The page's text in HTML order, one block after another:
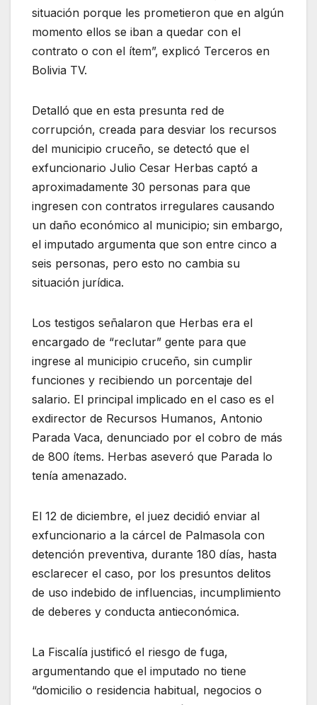
situación porque les prometieron que en algún
momento ellos se iban a quedar con el
contrato o con el ítem”, explicó Terceros en
Bolivia TV.
Detalló que en esta presunta red de
corrupción, creada para desviar los recursos
del municipio cruceño, se detectó que el
exfuncionario Julio Cesar Herbas captó a
aproximadamente 30 personas para que
ingresen con contratos irregulares causando
un daño económico al municipio; sin embargo,
el imputado argumenta que son entre cinco a
seis personas, pero esto no cambia su
situación jurídica.
Los testigos señalaron que Herbas era el
encargado de “reclutar” gente para que
ingrese al municipio cruceño, sin cumplir
funciones y recibiendo un porcentaje del
salario. El principal implicado en el caso es el
exdirector de Recursos Humanos, Antonio
Parada Vaca, denunciado por el cobro de más
de 800 ítems. Herbas aseveró que Parada lo
tenía amenazado.
El 12 de diciembre, el juez decidió enviar al
exfuncionario a la cárcel de Palmasola con
detención preventiva, durante 180 días, hasta
esclarecer el caso, por los presuntos delitos
de uso indebido de influencias, incumplimiento
de deberes y conducta antieconómica.
La Fiscalía justificó el riesgo de fuga,
argumentando que el imputado no tiene
“domicilio o residencia habitual, negocios o